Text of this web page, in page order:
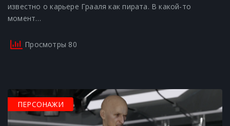
известно о карьере Грааля как пирата. В какой-то
момент…
Просмотры 80
ПЕРСОНАЖИ